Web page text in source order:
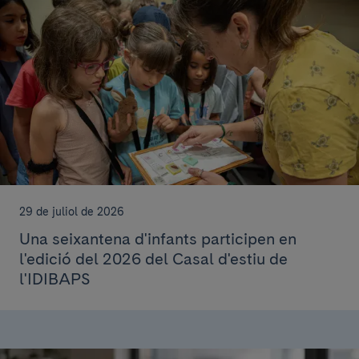
29 de juliol de 2026
Una seixantena d'infants participen en
l'edició del 2026 del Casal d'estiu de
l'IDIBAPS